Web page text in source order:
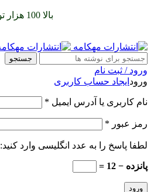
بالا 100 هزار تومان
جستجو
ورود / ثبت نام
ورود ایجاد حساب کاربری
نام کاربری یا آدرس ایمیل *
رمز عبور *
لطفا پاسخ را به عدد انگلیسی وارد کنید:
پانزده − 12 =
ورود